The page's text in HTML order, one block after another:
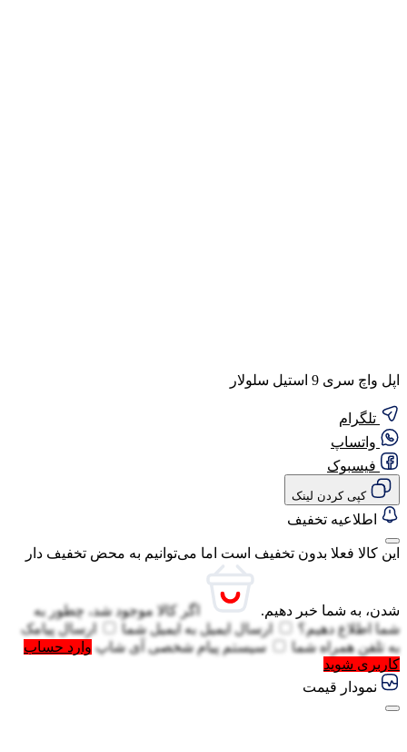
اپل واچ سری 9 استیل سلولار
تلگرام
واتساپ
فیسبوک
کپی کردن لینک
اطلاعیه تخفیف
این کالا فعلا بدون تخفیف است اما می‌توانیم به محض تخفیف دار
شدن، به شما خبر دهیم.
اگر کالا موجود شد، چطور به
شما اطلاع دهیم؟
ارسال ایمیل به ایمیل شما
ارسال پیامک
به تلفن همراه شما سیستم پیام شخصی آی شاپ وارد حساب
کاربری شوید
نمودار قیمت